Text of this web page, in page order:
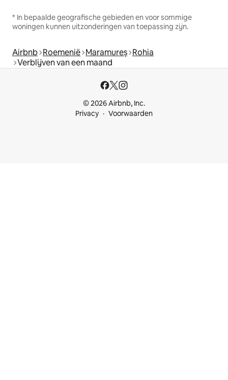
* In bepaalde geografische gebieden en voor sommige
woningen kunnen uitzonderingen van toepassing zijn.
Airbnb Roemenië Maramureș Rohia
Verblijven van een maand
© 2026 Airbnb, Inc.
Privacy
Voorwaarden